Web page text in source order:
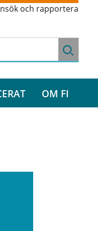
och rapportera
OM FI